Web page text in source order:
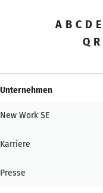
A B C D E
Q R
Unternehmen
New Work SE
Karriere
Presse